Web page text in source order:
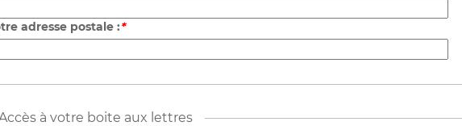
adresse postale :*
à votre boite aux lettres